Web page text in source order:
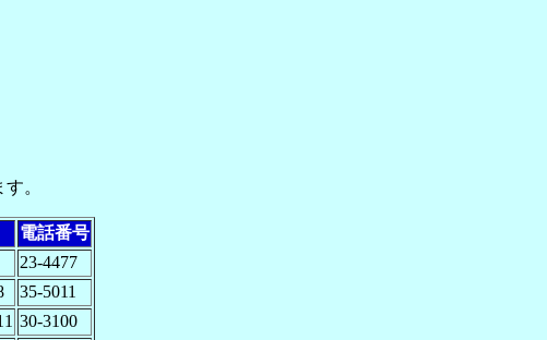
。
電話番号
23-4477
35-5011
30-3100